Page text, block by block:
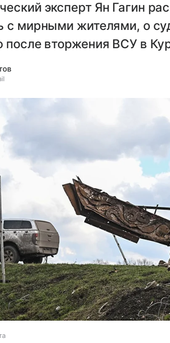
эксперт Ян Гагин
с мирными жителями, о
после вторжения ВСУ в